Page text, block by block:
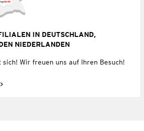
IN DEUTSCHLAND,
NIEDERLANDEN
sich! Wir freuen uns auf Ihren Besuch!